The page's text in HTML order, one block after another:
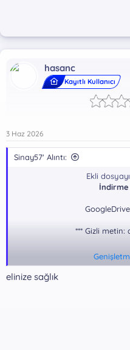
hasanc
Kayıtlı Kullanıcı
3 Haz 2026
Sinay57' Alıntı:
Ekli
İndirme
*** Gizli metin:
elinize sağlık